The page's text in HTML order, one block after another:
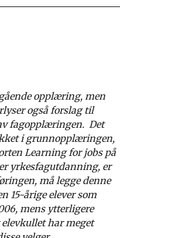
opplæring, men
også forslag til
fagopplæringen. Det
i grunnopplæringen,
Learning for jobs på
yrkesfagutdanning, er
må legge denne
15-årige elever som
mens ytterligere
elevkullet har meget